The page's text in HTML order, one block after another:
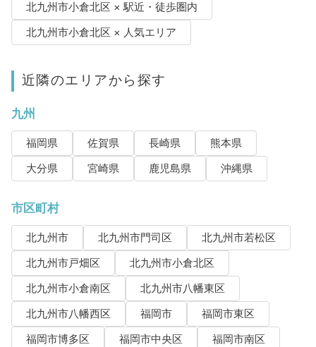
北九州市小倉北区 × 駅近・徒歩圏内
北九州市小倉北区 × 人気エリア
近隣のエリアから探す
九州
福岡県 佐賀県 長崎県
熊本県
大分県
宮崎県 鹿児島県 沖縄県
市区町村
北九州市 北九州市門司区
北九州市若松区
北九州市戸畑区
北九州市小倉北区
北九州市小倉南区
北九州市八幡東区
北九州市八幡西区
福岡市
福岡市東区
福岡市博多区
福岡市中央区
福岡市南区